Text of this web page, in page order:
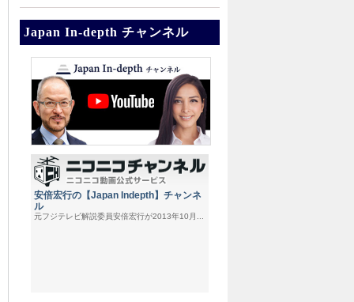
Japan In-depth チャンネル